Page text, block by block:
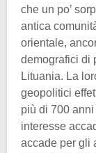
che un po’
antica
orientale,
demografici di
Lituania. La
geopolitici
più di 700
interesse
accade per gli